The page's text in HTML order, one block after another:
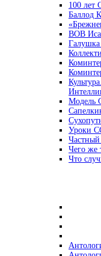
100 лет
Баллод
ВОВ
Модель
Уроки
Чего же
Что